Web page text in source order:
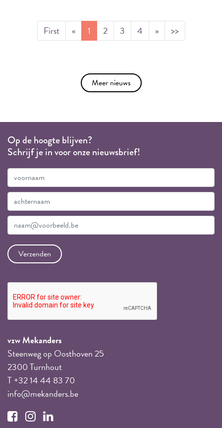
First « 1 2 3 4 » >>
Meer nieuws
Op de hoogte blijven?
Schrijf je in voor onze nieuwsbrief!
vzw Mekanders
Steenweg op Oosthoven 25
2300 Turnhout
T +32 14 44 83 70
info@mekanders.be